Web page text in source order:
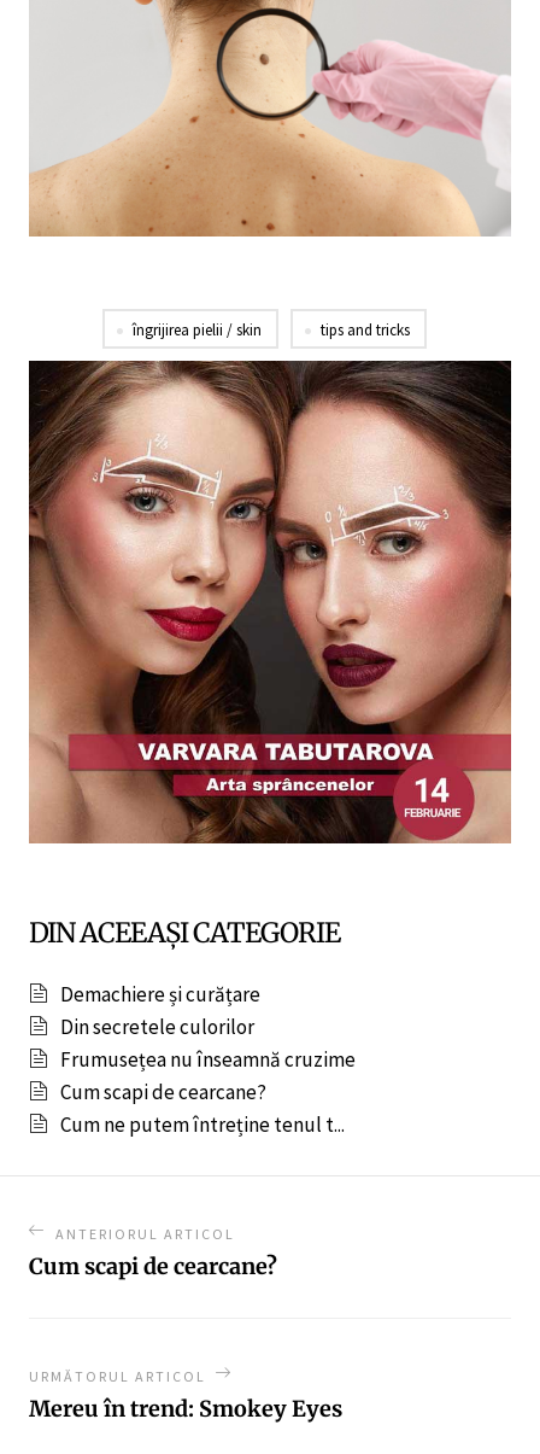
îngrijirea pielii / skin tips and tricks
DIN ACEEAȘI CATEGORIE
Demachiere și curățare
Din secretele culorilor
Frumusețea nu înseamnă cruzime
Cum scapi de cearcane?
Cum ne putem întreține tenul t...
ANTERIORUL ARTICOL
Cum scapi de cearcane?
URMĂTORUL ARTICOL
Mereu în trend: Smokey Eyes